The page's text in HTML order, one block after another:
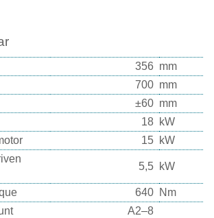
356 mm
700 mm
±60 mm
18 kW
15 kW
5,5 kW
640 Nm
A2–8